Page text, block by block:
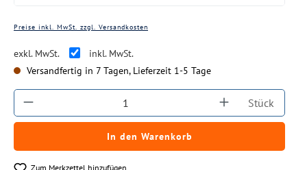
Preise inkl. MwSt. zzgl. Versandkosten
exkl. MwSt.
inkl. MwSt.
Versandfertig in 7 Tagen, Lieferzeit 1-5 Tage
Produkt Anzahl: Gib den gewünschten
Stück
In den Warenkorb
Zum Merkzettel hinzufügen